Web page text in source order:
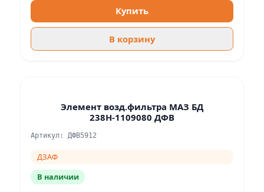
Купить
В корзину
Элемент возд.фильтра МАЗ БД
238Н-1109080 ДФВ
Артикул: ДФВ5912
ДЗАФ
В наличии